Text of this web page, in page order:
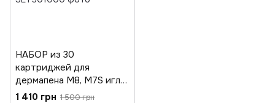
НАБОР из 30
картриджей для
дермапена M8, M7S иглы
для фракционной
1 410 грн 1 500 грн